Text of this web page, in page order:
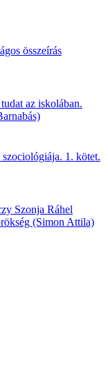
összeírás
az iskolában.
1. kötet.
Szonja Ráhel
(Simon Attila)